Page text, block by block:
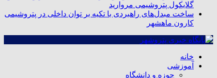
گلایکول پتروشیمی مروارید
ساخت مبدل‌های راهبردی با تکیه بر توان داخلی در پتروشیمی
کارون ماهشهر
خانه
آموزشی
حوزه و دانشگاه